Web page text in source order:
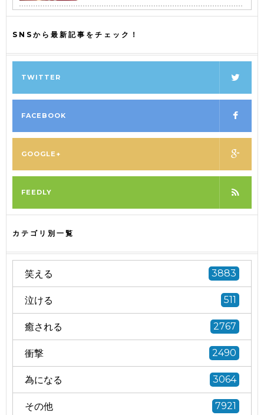
SNSから最新記事をチェック！
TWITTER
FACEBOOK
GOOGLE+
FEEDLY
カテゴリ別一覧
笑える 3883
泣ける 511
癒される 2767
衝撃 2490
為になる 3064
その他 7921